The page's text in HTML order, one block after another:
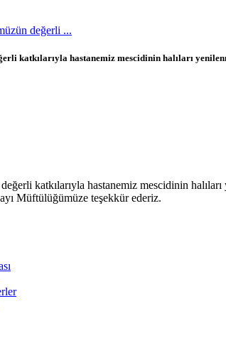
değerli ...
katkılarıyla hastanemiz mescidinin halıları
katkılarıyla hastanemiz mescidinin
Müftülüğümüze teşekkür ederiz.